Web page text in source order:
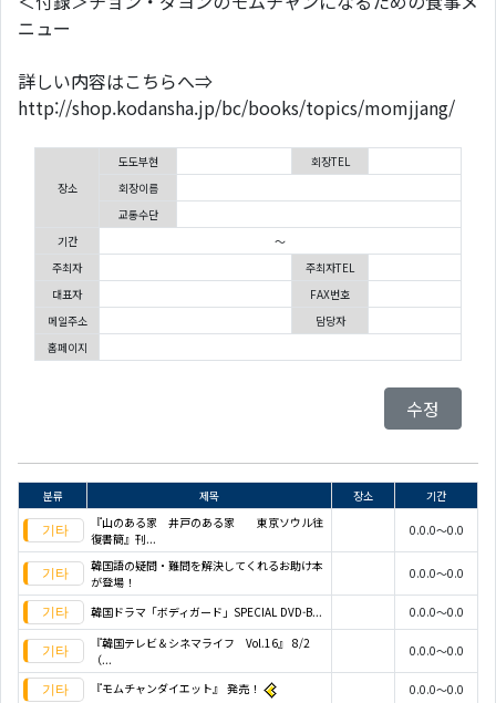
ニュー
詳しい内容はこちらへ⇒
http://shop.kodansha.jp/bc/books/topics/momjjang/
장소
도도부현
회장TEL
회장이름
교통수단
기간
～
주최자
주최자TEL
대표자
FAX번호
메일주소
담당자
홈페이지
수정
분류 제목 장소
기간
『山のある家 井戸のある家 東京ソウル往
復書簡』刊...
0.0.0～0.0
韓国語の疑問・難問を解決してくれるお助け本
が登場！
0.0.0～0.0
韓国ドラマ「ボディガード」SPECIAL DVD-B...
0.0.0～0.0
『韓国テレビ＆シネマライフ Vol.16』 8/2
（...
0.0.0～0.0
『モムチャンダイエット』 発売！ 0.0.0～0.0